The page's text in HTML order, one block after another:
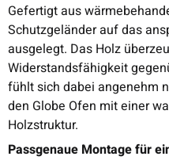
Gefertigt aus
Schutzgeländer auf das
ausgelegt. Das Holz
Widerstandsfähigkeit
fühlt sich dabei angenehm
den Globe Ofen mit einer
Holzstruktur.
Passgenaue Montage für